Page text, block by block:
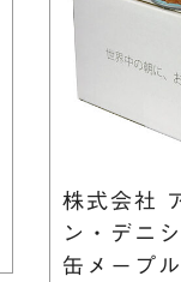
株式会社
ン・デニ
缶メープル